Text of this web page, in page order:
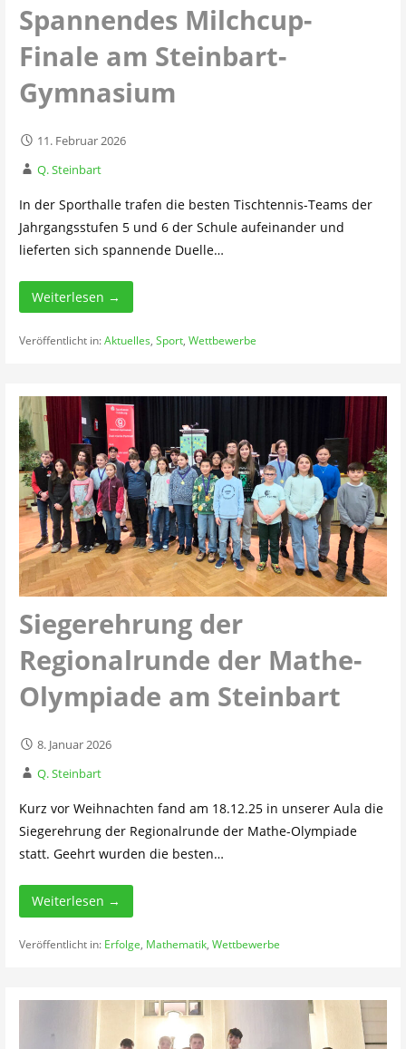
Spannendes Milchcup-
Finale am Steinbart-
Gymnasium
11. Februar 2026
Q. Steinbart
In der Sporthalle trafen die besten Tischtennis-Teams der
Jahrgangsstufen 5 und 6 der Schule aufeinander und
lieferten sich spannende Duelle…
Weiterlesen →
Veröffentlicht in:Aktuelles, Sport, Wettbewerbe
Siegerehrung der
Regionalrunde der Mathe-
Olympiade am Steinbart
8. Januar 2026
Q. Steinbart
Kurz vor Weihnachten fand am 18.12.25 in unserer Aula die
Siegerehrung der Regionalrunde der Mathe-Olympiade
statt. Geehrt wurden die besten…
Weiterlesen →
Veröffentlicht in: Erfolge, Mathematik, Wettbewerbe